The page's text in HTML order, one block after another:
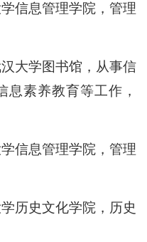
信息管理学院，管理
大学图书馆，从事信
息素养教育等工作，
信息管理学院，管理
历史文化学院，历史